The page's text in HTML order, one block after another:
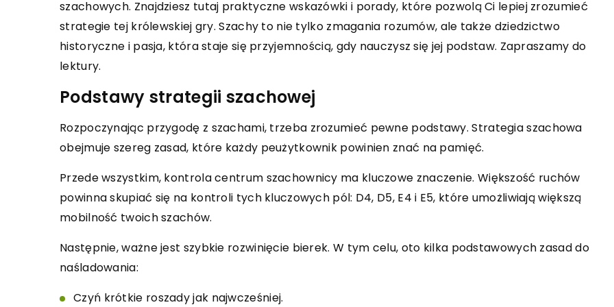
szachowych. Znajdziesz tutaj praktyczne wskazówki i porady, które pozwolą Ci lepiej zrozumieć
strategie tej królewskiej gry. Szachy to nie tylko zmagania rozumów, ale także dziedzictwo
historyczne i pasja, która staje się przyjemnością, gdy nauczysz się jej podstaw. Zapraszamy do
lektury.
Podstawy strategii szachowej
Rozpoczynając przygodę z szachami, trzeba zrozumieć pewne podstawy. Strategia szachowa
obejmuje szereg zasad, które każdy peużytkownik powinien znać na pamięć.
Przede wszystkim, kontrola centrum szachownicy ma kluczowe znaczenie. Większość ruchów
powinna skupiać się na kontroli tych kluczowych pól: D4, D5, E4 i E5, które umożliwiają większą
mobilność twoich szachów.
Następnie, ważne jest szybkie rozwinięcie bierek. W tym celu, oto kilka podstawowych zasad do
naśladowania:
Czyń krótkie roszady jak najwcześniej.
idealną suknię
na specjalną okazję?
znaleźć suknię wieczorową,
Twoją urodę i będzie
pomoże Ci dopasować krój,
abyś czuła się wyjątkowo.
11 kwietnia 2026
Jak wybrać odpowiedni system
lub firmy?
systemu monitoringu wideo, który
zapewni bezpieczeństwo Twojego domu
lub firmy. Zdobądź wiedzę na temat
typów kamer, technologii i funkcji, które
spełnią Twoje potrzeby. Optymalizuj
dzięki naszym wskazówkom.
18 lipca 2025
Korzyści zdrowotne i zastosowania
wspierać zdrowie i dobre
na co dzień. Poznaj ich zastosowania i
potencjalne korzyści dla ciała oraz
umysłu.